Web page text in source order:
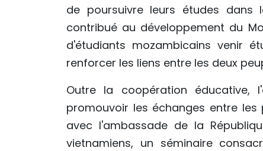
de poursuivre leurs études dans
contribué au développement du
d'étudiants mozambicains venir
renforcer les liens entre les deux
Outre la coopération éducative,
promouvoir les échanges entre les
avec l'ambassade de la
vietnamiens, un séminaire